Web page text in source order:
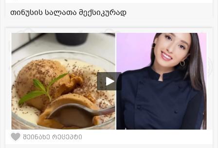
თინუსის სალათა მექსიკურად
შეინახე რეცეპტი